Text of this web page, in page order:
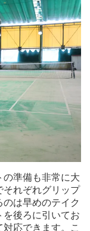
の準備も非常に大
それぞれグリップ
は早めのテイク
後ろに引いてお
応できます。こ